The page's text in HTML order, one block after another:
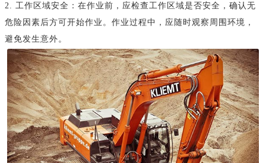
2. 工作区域安全：在作业前，应检查工作区域是否安全，确认无
危险因素后方可开始作业。作业过程中，应随时观察周围环境，
避免发生意外。